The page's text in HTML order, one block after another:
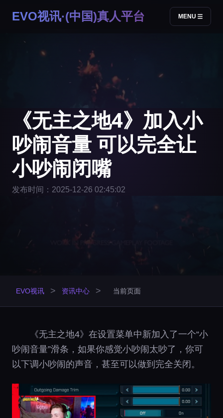
EVO视讯·(中国)真人平台 MENU
《无主之地4》加入小
吵闹音量 可以完全让
小吵闹闭嘴
发布时间：2025-12-26 02:45:02
EVO视讯 > 资讯中心 > 当前页面
《无主之地4》在设置菜单中新加入了一个“小
吵闹音量”滑条，如果你感觉小吵闹太吵了，你可
以下调小吵闹的声音，甚至可以做到完全关闭。